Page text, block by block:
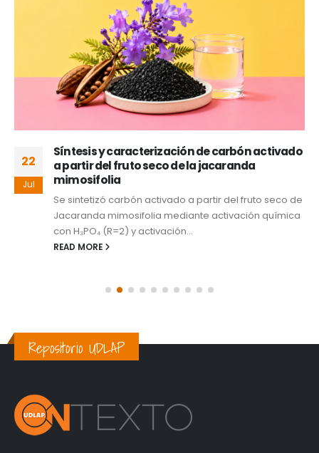
22
Jul
Síntesis y caracterización de carbón activado
a partir del fruto seco de la jacaranda
mimosifolia
Se sintetizó carbón activado a partir del fruto seco de
Jacaranda mimosifolia mediante activación química
con H₃PO₄ (R=2) y activación...
READ MORE
Repositorio UDLAP